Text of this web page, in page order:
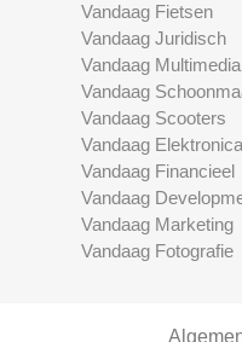
Vandaag Fietsen
Vandaag Juridisch
Vandaag Multimedia
Vandaag
Vandaag Scooters
Vandaag Elektronica
Vandaag Financieel
Vandaag
Vandaag Marketing
Vandaag Fotografie